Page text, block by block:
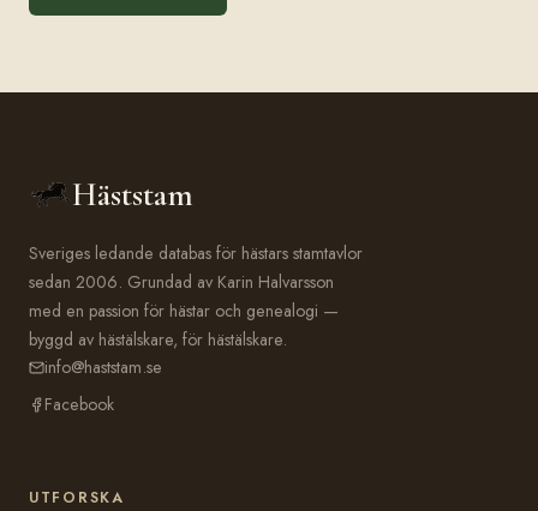
Häststam
Sveriges ledande databas för hästars stamtavlor
sedan 2006. Grundad av Karin Halvarsson
med en passion för hästar och genealogi —
byggd av hästälskare, för hästälskare.
info@haststam.se
Facebook
UTFORSKA